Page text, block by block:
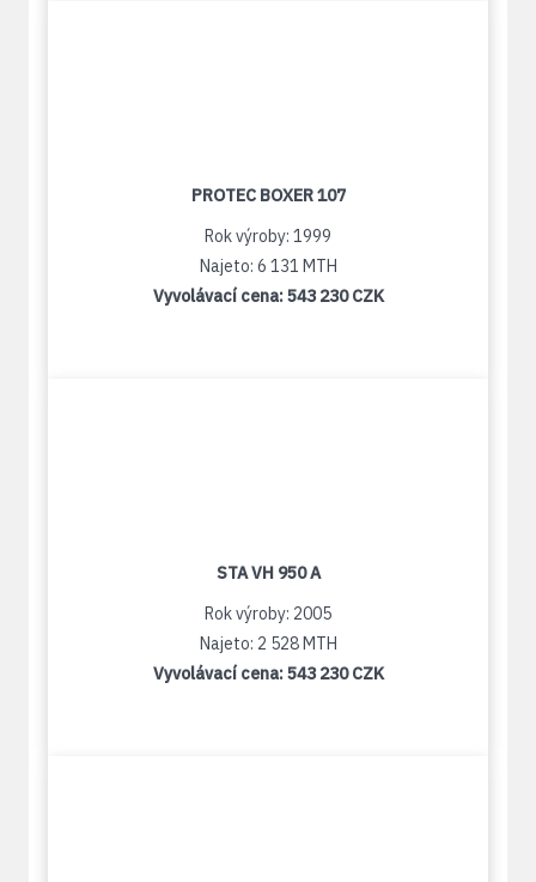
PROTEC BOXER 107
Rok výroby: 1999
Najeto: 6 131 MTH
Vyvolávací cena:543 230 CZK
STA VH 950 A
Rok výroby: 2005
Najeto: 2 528 MTH
Vyvolávací cena:543 230 CZK